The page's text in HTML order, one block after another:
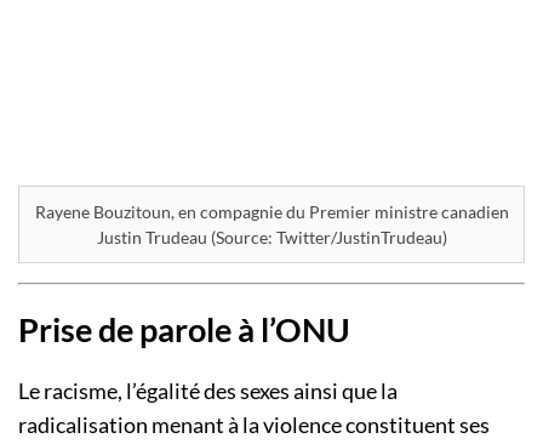
Rayene Bouzitoun, en compagnie du Premier ministre canadien
Justin Trudeau (Source: Twitter/JustinTrudeau)
Prise de parole à l’ONU
Le racisme, l’égalité des sexes ainsi que la
radicalisation menant à la violence constituent ses